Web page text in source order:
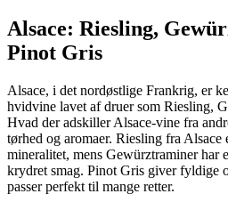
Alsace: Riesling,
Pinot Gris
Alsace, i det nordøstlige Frankrig, er
hvidvine lavet af druer som Riesling,
Hvad der adskiller Alsace-vine fra
tørhed og aromaer. Riesling fra
mineralitet, mens Gewürztraminer har
krydret smag. Pinot Gris giver fyldige
passer perfekt til mange retter.